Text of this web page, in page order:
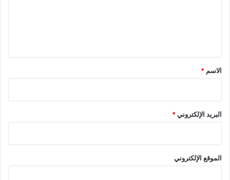
*
الاسم *
البريد الإلكتروني*
الموقع الإلكتروني